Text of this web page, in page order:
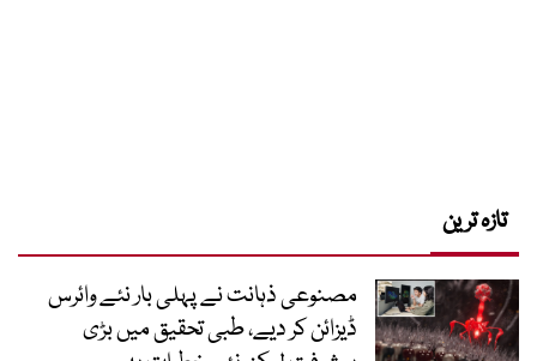
تازہ ترین
مصنوعی ذہانت نے پہلی بار نئے وائرس
ڈیزائن کر دیے، طبی تحقیق میں بڑی